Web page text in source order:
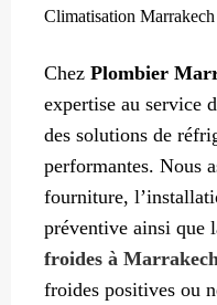
Climatisation Marrakech
Chez Plombier
expertise au service
des solutions de
performantes. Nous
fourniture,
préventive ainsi que
froides à
froides positives ou